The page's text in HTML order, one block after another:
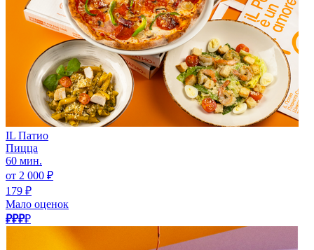
IL Патио
Пицца
60 мин.
от 2 000 ₽
179 ₽
Мало оценок
₽₽₽₽